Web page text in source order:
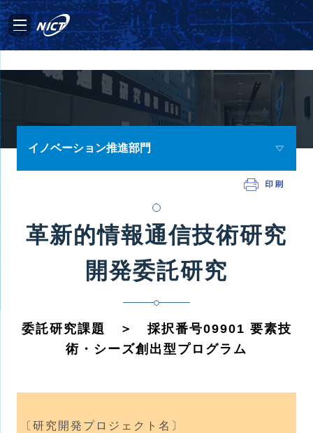
イノベーション推進部門
革新的情報通信技術研究
開発委託研究
委託研究課題 ＞ 採択番号09901 要素技
術・シーズ創出型プログラム
〔研究開発プロジェクト名〕